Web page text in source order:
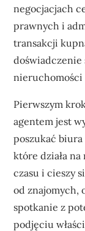
negocjacjach
prawnych i
transakcji
doświadczenie
nieruchomości
Pierwszym
agentem jest
poszukać
które działa
czasu i cieszy
od znajomych,
spotkanie z
podjęciu